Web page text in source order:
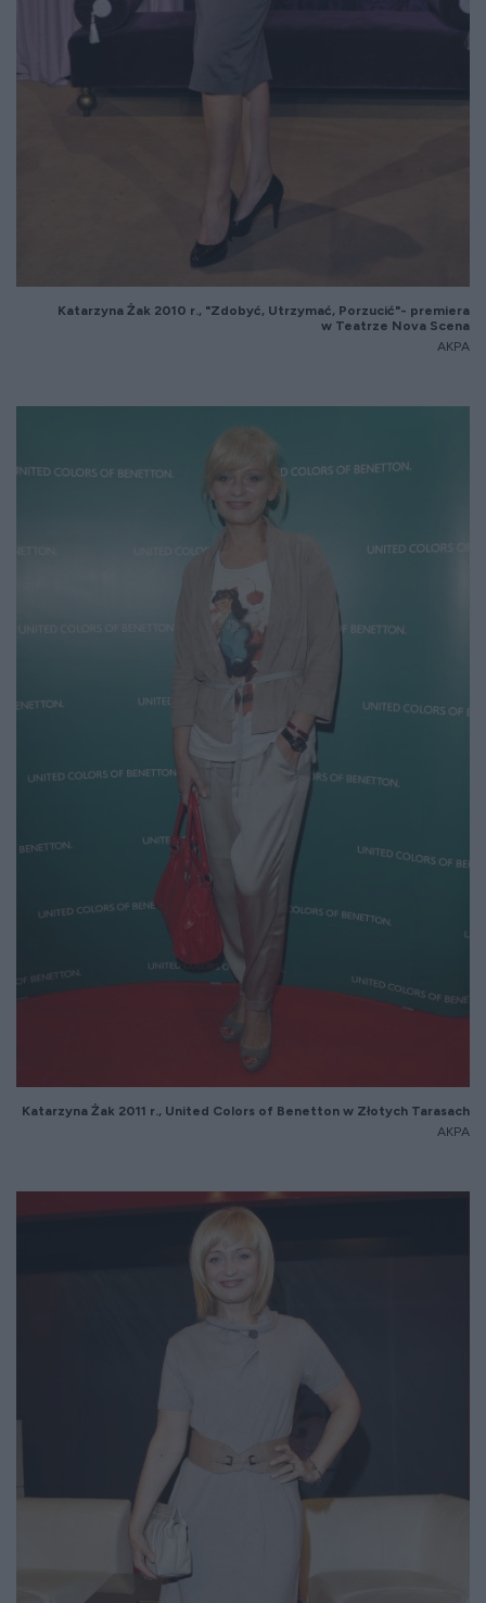
Katarzyna Żak 2010 r., "Zdobyć, Utrzymać, Porzucić"- premiera
w Teatrze Nova Scena
AKPA
Katarzyna Żak 2011 r., United Colors of Benetton w Złotych Tarasach
AKPA